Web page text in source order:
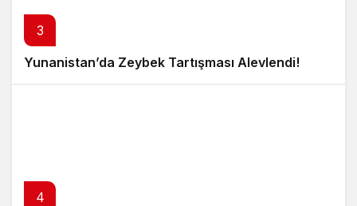
3
Yunanistan’da Zeybek Tartışması Alevlendi!
4